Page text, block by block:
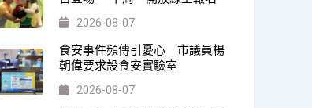
2026-08-07
食安事件頻傳引憂心 市議員楊
朝偉要求設食安實驗室
2026-08-07